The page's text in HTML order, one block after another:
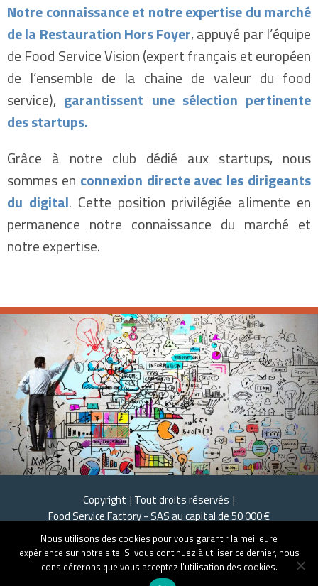
Notre connaissance et notre expertise du marché
de la Restauration Hors Foyer, appuyé par l’équipe
de Food Service Vision (expert français et européen
de l’ensemble de la chaine de valeur du food
service), garantissent une sélection pertinente
des startups.
Grâce à notre club dédié aux startups, nous
sommes en connexion directe avec les dirigeants
du digital. Cette position privilégiée alimente en
permanence notre connaissance du marché et
notre expertise.
Copyright Tout droits réservés
Food Service Factory - SAS au capital de 50 000 €
Mentions légales
Crédit photos : Thinkstock - Fotolia - Freepik
Pour toutes demandes d'informations, contactez-nous :
Nous utilisons des cookies pour vous garantir la meilleure
expérience sur notre site. Si vous continuez à utiliser ce dernier, nous
considérerons que vous acceptez l'utilisation des cookies.